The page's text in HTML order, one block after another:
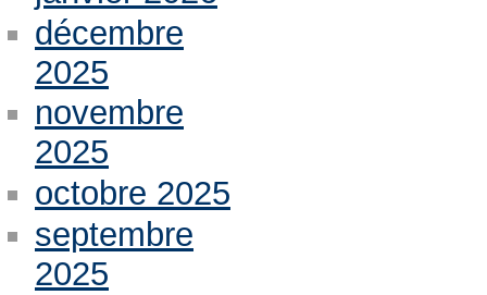
décembre
2025
novembre
2025
octobre 2025
septembre
2025